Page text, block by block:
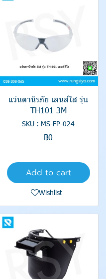
แว่นตานิรภัย เลนส์ใส รุ่น
TH101 3M
SKU : MS-FP-024
฿0
Add to cart
Wishlist